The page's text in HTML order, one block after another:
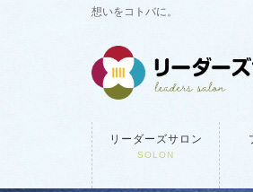
想いをコトバに。
リーダーズサロン
SOLON